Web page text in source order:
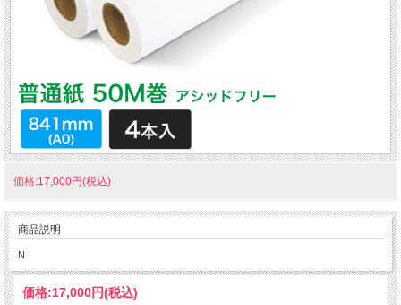
価格:17,000円(税込)
商品説明
N
価格:17,000円(税込)